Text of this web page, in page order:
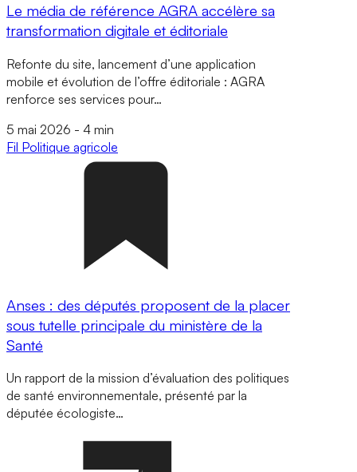
Le média de référence AGRA accélère sa
transformation digitale et éditoriale
Refonte du site, lancement d’une application
mobile et évolution de l’offre éditoriale : AGRA
renforce ses services pour…
5 mai 2026 - 4 min
Fil Politique agricole
Anses : des députés proposent de la placer
sous tutelle principale du ministère de la
Santé
Un rapport de la mission d’évaluation des politiques
de santé environnementale, présenté par la
députée écologiste…